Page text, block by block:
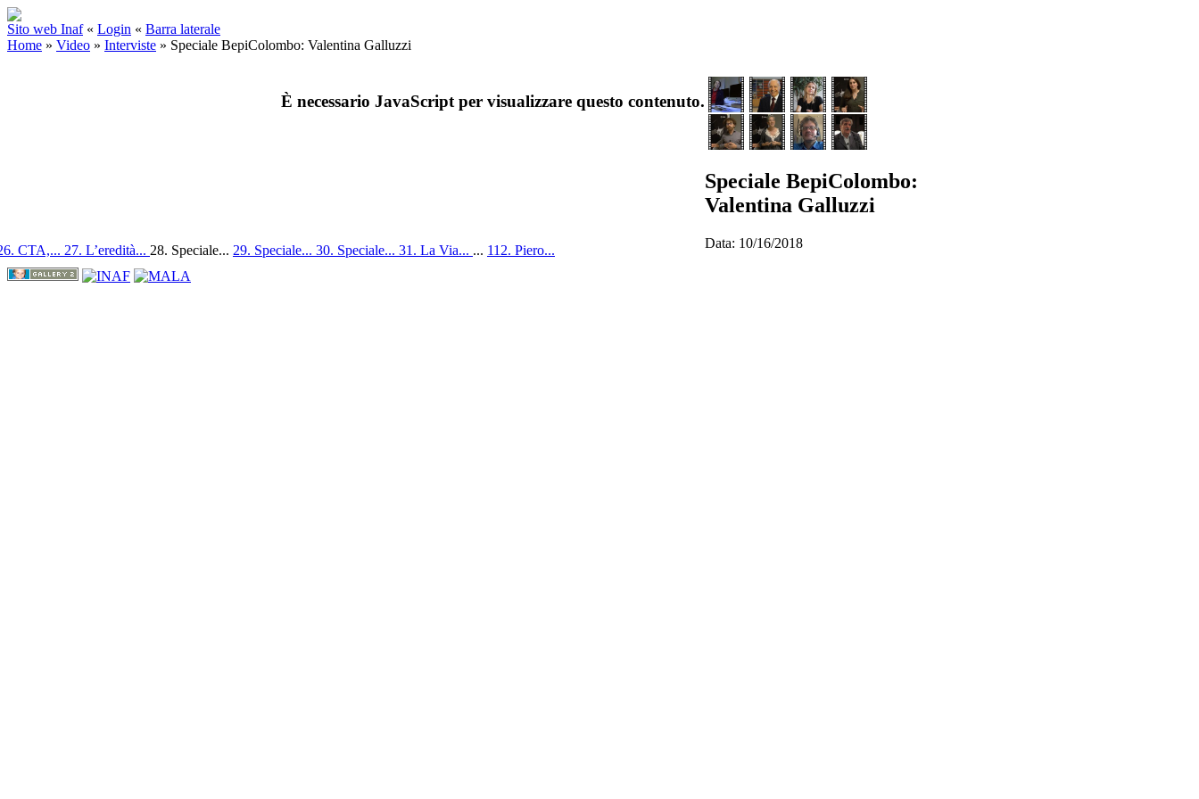
Sito web Inaf « Login « Barra laterale
Home » Video » Interviste » Speciale BepiColombo: Valentina Galluzzi
È necessario JavaScript per visualizzare questo contenuto.
Speciale BepiColombo:
Valentina Galluzzi
Data: 10/16/2018
CTA,... 27. L’eredità... 28. Speciale... 29. Speciale... 30. Speciale... 31. La Via... ... 112. Piero...